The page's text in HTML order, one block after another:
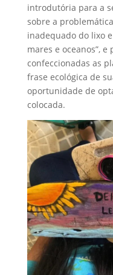
introdutória para a
sobre a
inadequado do lixo
mares e oceanos”,
confeccionadas as
frase ecológica de
oportunidade de
colocada.